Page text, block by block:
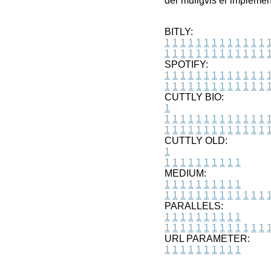
BITLY:
1 1 1 1 1 1 1 1 1 1 1 1 1 1
1 1 1 1 1 1 1 1 1 1 1 1 1 1
SPOTIFY:
1 1 1 1 1 1 1 1 1 1 1 1 1 1
1 1 1 1 1 1 1 1 1 1 1 1 1 1
CUTTLY BIO:
1
1 1 1 1 1 1 1 1 1 1 1 1 1 1
1 1 1 1 1 1 1 1 1 1 1 1 1 1
CUTTLY OLD:
1
1 1 1 1 1 1 1 1 1 1
MEDIUM:
1 1 1 1 1 1 1 1 1 1
1 1 1 1 1 1 1 1 1 1 1 1 1 1
PARALLELS:
1 1 1 1 1 1 1 1 1 1
1 1 1 1 1 1 1 1 1 1 1 1 1 1
URL PARAMETER:
1 1 1 1 1 1 1 1 1 1